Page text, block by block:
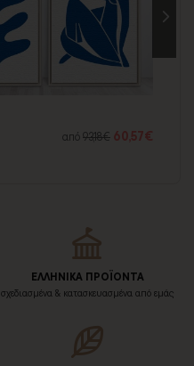
από93,18€ 60,57€
ΕΛΛΗΝΙΚΑ ΠΡΟΪΟΝΤΑ
σχεδιασμένα & κατασκευασμένα από εμάς